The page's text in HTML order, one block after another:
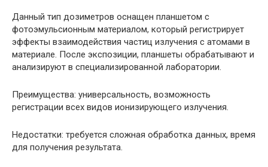
Данный тип дозиметров оснащен планшетом с
фотоэмульсионным материалом, который регистрирует
эффекты взаимодействия частиц излучения с атомами в
материале. После экспозиции, планшеты обрабатывают и
анализируют в специализированной лаборатории.
Преимущества: универсальность, возможность
регистрации всех видов ионизирующего излучения.
Недостатки: требуется сложная обработка данных, время
для получения результата.